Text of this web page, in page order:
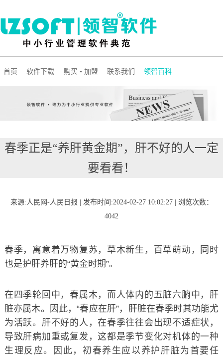
首页 软件下载 购买 ▪ 加盟 联系我们 领智百科
春季正是“养肝黄金期”，肝不好的人一定
要看看！
来源:人民网-人民日报 | 发布时间:2024-02-27 10:02:27 | 浏览次数：
4042
春季，寓意着万物复苏，草木新生，百草萌动，同时
也是护肝养肝的“黄金时期”。
在四季轮回中，春属木，而人体内的五脏六腑中，肝
脏亦属木。因此，“春应在肝”，肝脏在春季时其功能尤
为活跃。肝不好的人，在春季往往会出现不适症状，
导致肝病加重或复发，这都是季节变化对机体的一种
生理反应。因此，初春养生应以养护肝脏为首要任